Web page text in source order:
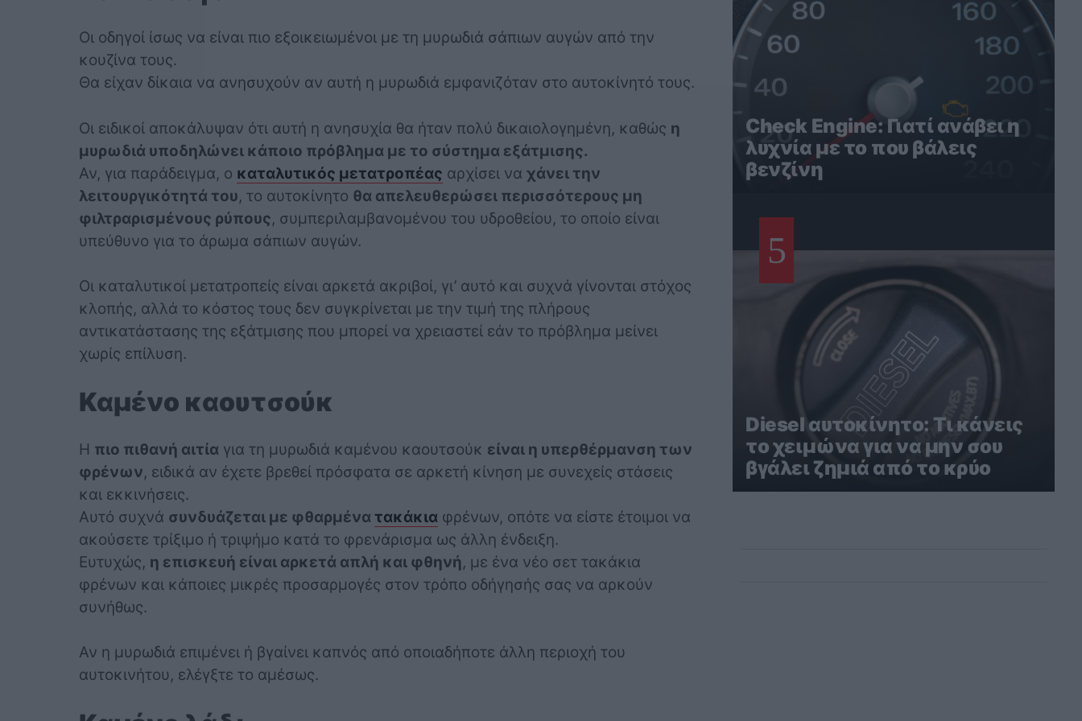
Οι οδηγοί ίσως να είναι πιο εξοικειωμένοι με τη μυρωδιά σάπιων αυγών από την
κουζίνα τους.
Θα είχαν δίκαια να ανησυχούν αν αυτή η μυρωδιά εμφανιζόταν στο αυτοκίνητό τους.
Οι ειδικοί αποκάλυψαν ότι αυτή η ανησυχία θα ήταν πολύ δικαιολογημένη, καθώς η
μυρωδιά υποδηλώνει κάποιο πρόβλημα με το σύστημα εξάτμισης.
Αν, για παράδειγμα, ο καταλυτικός μετατροπέας αρχίσει να χάνει την
λειτουργικότητά του, το αυτοκίνητο θα απελευθερώσει περισσότερους μη
φιλτραρισμένους ρύπους, συμπεριλαμβανομένου του υδροθείου, το οποίο είναι
υπεύθυνο για το άρωμα σάπιων αυγών.
Οι καταλυτικοί μετατροπείς είναι αρκετά ακριβοί, γι’ αυτό και συχνά γίνονται στόχος
κλοπής, αλλά το κόστος τους δεν συγκρίνεται με την τιμή της πλήρους
αντικατάστασης της εξάτμισης που μπορεί να χρειαστεί εάν το πρόβλημα μείνει
χωρίς επίλυση.
Καμένο καουτσούκ
Η πιο πιθανή αιτία για τη μυρωδιά καμένου καουτσούκ είναι η υπερθέρμανση των
φρένων, ειδικά αν έχετε βρεθεί πρόσφατα σε αρκετή κίνηση με συνεχείς στάσεις
και εκκινήσεις.
Αυτό συχνά συνδυάζεται με φθαρμένα τακάκιαφρένων, οπότε να είστε έτοιμοι να
ακούσετε τρίξιμο ή τριψήμο κατά το φρενάρισμα ως άλλη ένδειξη.
Ευτυχώς, η επισκευή είναι αρκετά απλή και φθηνή, με ένα νέο σετ τακάκια
φρένων και κάποιες μικρές προσαρμογές στον τρόπο οδήγησής σας να αρκούν
συνήθως.
Αν η μυρωδιά επιμένει ή βγαίνει καπνός από οποιαδήποτε άλλη περιοχή του
αυτοκινήτου, ελέγξτε το αμέσως.
Check Engine: Γιατί ανάβει η
λυχνία με το που βάλεις
βενζίνη
5
Diesel αυτοκίνητο: Τι κάνεις
το χειμώνα για να μην σου
βγάλει ζημιά από το κρύο